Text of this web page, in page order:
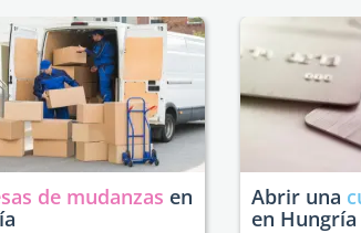
de mudanzas en
Abrir una
en Hungría